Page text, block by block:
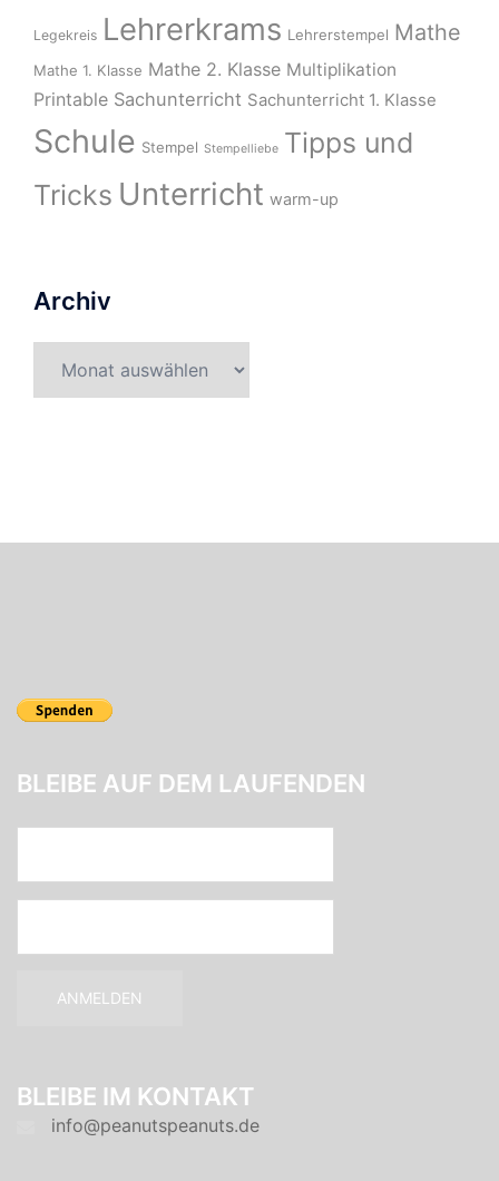
Legekreis Lehrerkrams Lehrerstempel Mathe
Mathe 1. Klasse Mathe 2. Klasse Multiplikation
Printable Sachunterricht Sachunterricht 1. Klasse
Schule Stempel Stempelliebe Tipps und
Tricks Unterricht warm-up
Archiv
BLEIBE AUF DEM LAUFENDEN
BLEIBE IM KONTAKT
info@peanutspeanuts.de